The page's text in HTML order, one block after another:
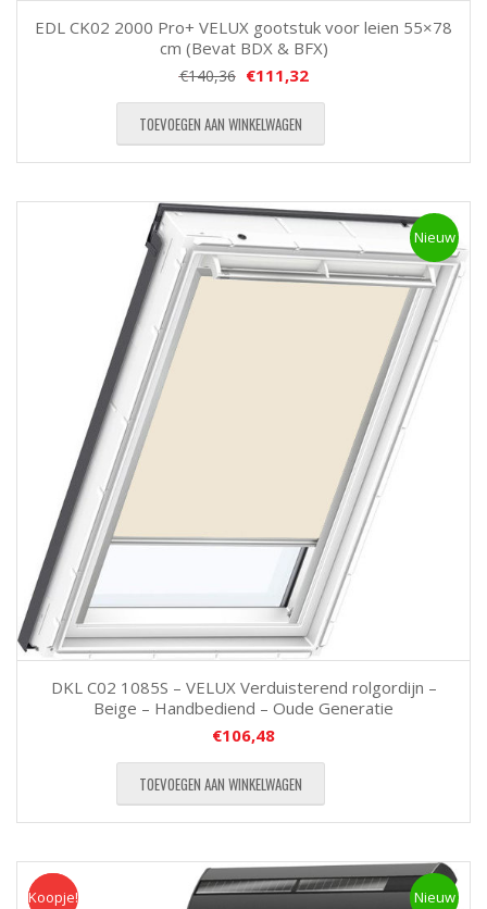
EDL CK02 2000 Pro+ VELUX gootstuk voor leien 55×78
cm (Bevat BDX & BFX)
€140,36 €111,32
TOEVOEGEN AAN WINKELWAGEN
Nieuw
DKL C02 1085S – VELUX Verduisterend rolgordijn –
Beige – Handbediend – Oude Generatie
€106,48
TOEVOEGEN AAN WINKELWAGEN
Koopje Nieuw
Koopje!